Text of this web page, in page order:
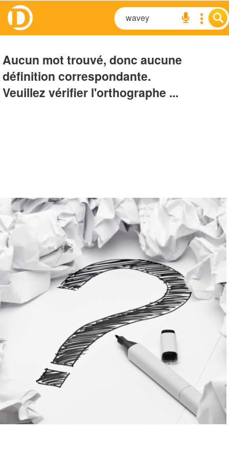
Aucun mot trouvé, donc aucune
définition correspondante.
Veuillez vérifier l'orthographe ...